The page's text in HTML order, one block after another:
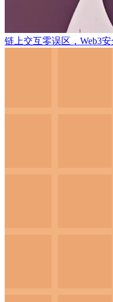
链上交互零误区，Web3